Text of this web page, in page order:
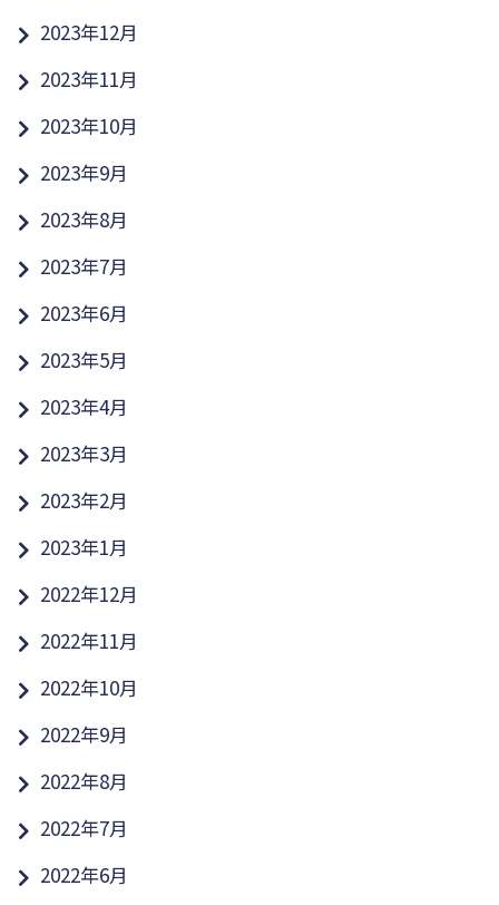
2023年12月
2023年11月
2023年10月
2023年9月
2023年8月
2023年7月
2023年6月
2023年5月
2023年4月
2023年3月
2023年2月
2023年1月
2022年12月
2022年11月
2022年10月
2022年9月
2022年8月
2022年7月
2022年6月